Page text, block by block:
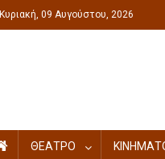
Κυριακή, 09 Αυγούστου, 2026
ΘΕΑΤΡΟ